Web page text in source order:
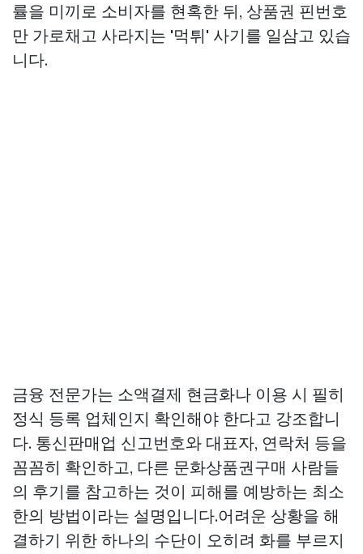
률을 미끼로 소비자를 현혹한 뒤, 상품권 핀번호
만 가로채고 사라지는 '먹튀' 사기를 일삼고 있습
니다.
금융 전문가는 소액결제 현금화나 이용 시 필히
정식 등록 업체인지 확인해야 한다고 강조합니
다. 통신판매업 신고번호와 대표자, 연락처 등을
꼼꼼히 확인하고, 다른 문화상품권구매 사람들
의 후기를 참고하는 것이 피해를 예방하는 최소
한의 방법이라는 설명입니다.어려운 상황을 해
결하기 위한 하나의 수단이 오히려 화를 부르지